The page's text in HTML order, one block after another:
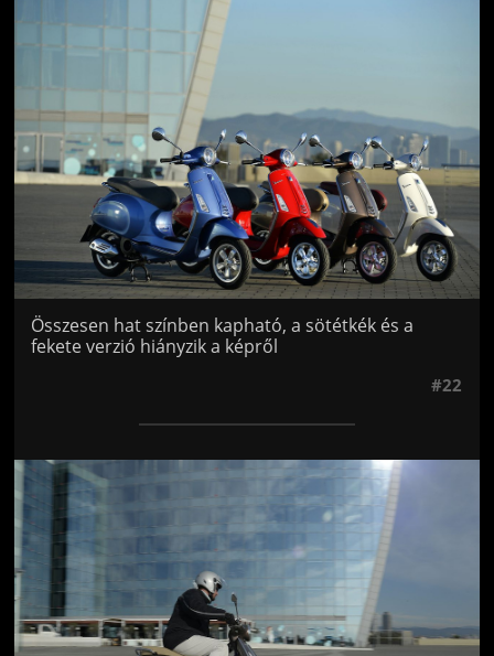
Jön még kép!
Összesen hat színben kapható, a sötétkék és a
fekete verzió hiányzik a képről
#22
Jön még kép!